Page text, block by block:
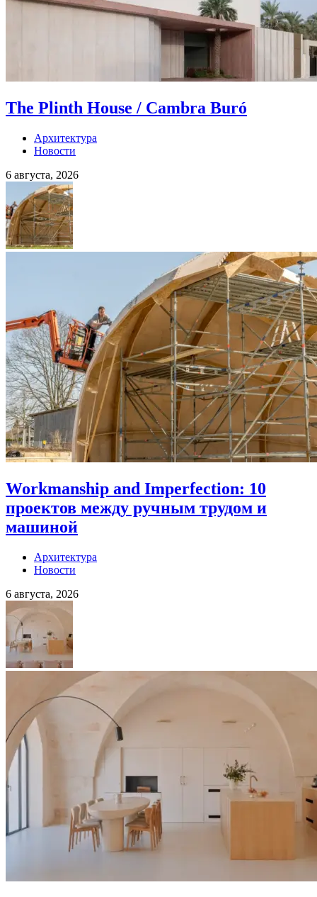
The Plinth House / Cambra Buró
Архитектура
Новости
6 августа, 2026
Workmanship and Imperfection: 10
проектов между ручным трудом и
машиной
Архитектура
Новости
6 августа, 2026